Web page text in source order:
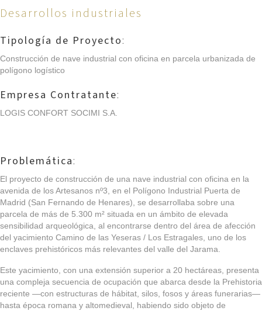
Desarrollos industriales
Tipología de Proyecto:
Construcción de nave industrial con oficina en parcela urbanizada de
polígono logístico
Empresa Contratante:
LOGIS CONFORT SOCIMI S.A.
Problemática:
El proyecto de construcción de una nave industrial con oficina en la
avenida de los Artesanos nº3, en el Polígono Industrial Puerta de
Madrid (San Fernando de Henares), se desarrollaba sobre una
parcela de más de 5.300 m² situada en un ámbito de elevada
sensibilidad arqueológica, al encontrarse dentro del área de afección
del yacimiento Camino de las Yeseras / Los Estragales, uno de los
enclaves prehistóricos más relevantes del valle del Jarama.
Este yacimiento, con una extensión superior a 20 hectáreas, presenta
una compleja secuencia de ocupación que abarca desde la Prehistoria
reciente —con estructuras de hábitat, silos, fosos y áreas funerarias—
hasta época romana y altomedieval, habiendo sido objeto de